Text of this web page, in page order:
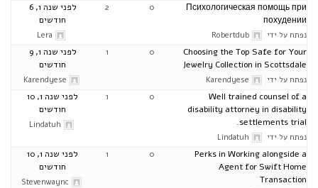
Психологическая помощь при
похудении
נפתח על ידי Robertdub
0
2
לפני שנה 1, 6
חודשים
Lera
Choosing the Top Safe for Your
Jewelry Collection in Scottsdale
נפתח על ידי Karendyese
0
1
לפני שנה 1, 9
חודשים
Karendyese
Well trained counsel of a
disability attorney in disability
settlements trial.
נפתח על ידי Lindatuh
0
1
לפני שנה 1, 10
חודשים
Lindatuh
Perks in Working alongside a
Agent for Swift Home
Transaction
0
1
לפני שנה 1, 10
חודשים
Stevenwaync